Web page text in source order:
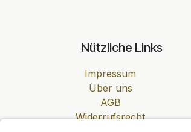
Nützliche Links
Impressum
Über uns
AGB
Widerrufsrecht